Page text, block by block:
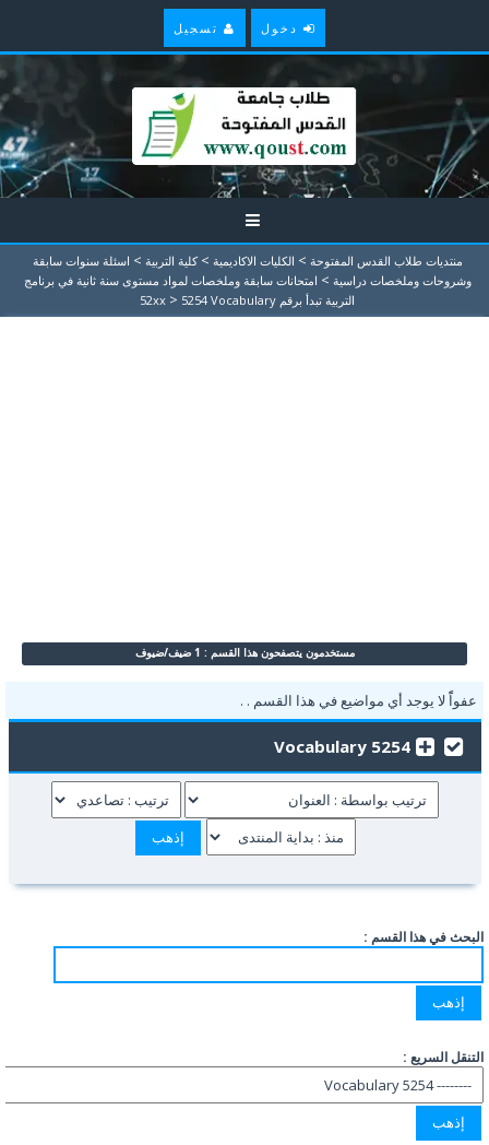
دخول تسجيل
منتديات طلاب القدس المفتوحة > الكليات الاكاديمية > كلية التربية > اسئلة سنوات سابقة
وشروحات وملخصات دراسية > امتحانات سابقة وملخصات لمواد مستوى سنة ثانية في برنامج
التربية تبدأ برقم 52xx
> 5254 Vocabulary
مستخدمون يتصفحون هذا القسم : 1 ضيف/ضيوف
عفواًً لا يوجد أي مواضيع في هذا القسم . .
5254 Vocabulary
البحث في هذا القسم :
التنقل السريع :